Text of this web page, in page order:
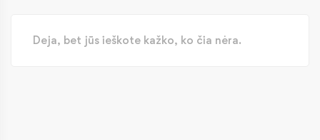
Deja, bet jūs ieškote kažko, ko čia nėra.